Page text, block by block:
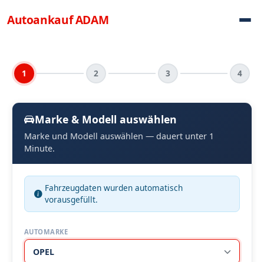
AutoankaufADAM
1 2 3 4
Marke & Modell auswählen
Marke und Modell auswählen — dauert unter 1
Minute.
Fahrzeugdaten wurden automatisch
vorausgefüllt.
AUTOMARKE